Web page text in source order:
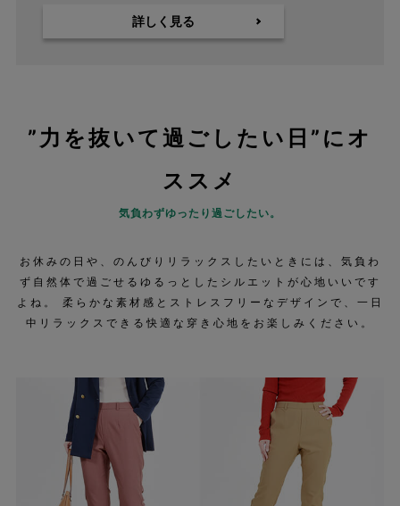
詳しく見る
”力を抜いて過ごしたい日”にオ
ススメ
気負わずゆったり過ごしたい。
お休みの日や、のんびりリラックスしたいときには、気負わ
ず自然体で過ごせるゆるっとしたシルエットが心地いいです
よね。 柔らかな素材感とストレスフリーなデザインで、一日
中リラックスできる快適な穿き心地をお楽しみください。